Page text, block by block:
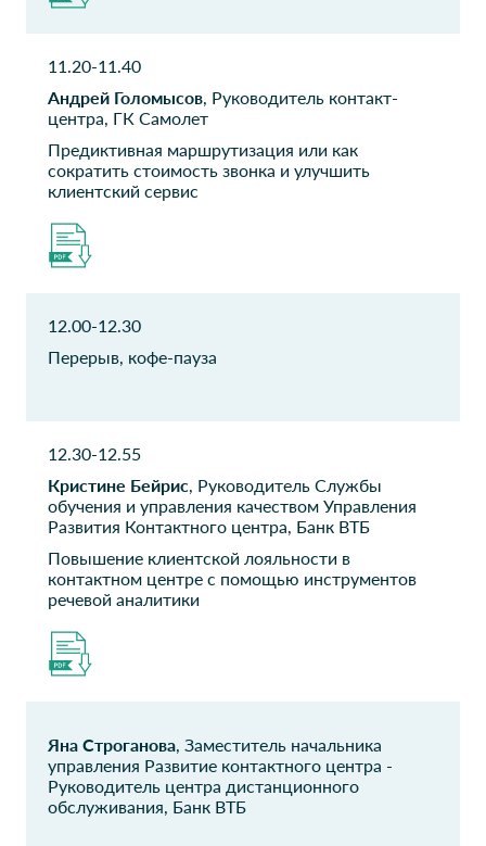
Ай Эйч Пи
Руководитель проектов по
Сервису Отдела
информационных
технологий
Промсвязьбанк
Руководитель ИТ проектов
Гранель
Старший менеджер КЦ
СК КАРДИФ
Федеральная
служба судебных
приставов России
Советник Управления
Справочно-
государственных
архивов
Начальник
Руководитель контактного
центра
11.20-11.40
Андрей Голомысов , Руководитель контакт-
центра, ГК Самолет
Предиктивная маршрутизация или как
сократить стоимость звонка и улучшить
клиентский сервис
12.00-12.30
Перерыв, кофе-пауза
12.30-12.55
Кристине Бейрис , Руководитель Службы
обучения и управления качеством Управления
Развития Контактного центра, Банк ВТБ
Повышение клиентской лояльности в
контактном центре с помощью инструментов
речевой аналитики
Яна Строганова , Заместитель начальника
управления Развитие контактного центра -
Руководитель центра дистанционного
обслуживания, Банк ВТБ